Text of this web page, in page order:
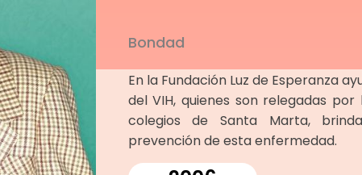
Bondad
En la Fundación Luz de Esperanza
del VIH, quienes son relegadas
colegios de Santa Marta,
prevención de esta enfermedad.